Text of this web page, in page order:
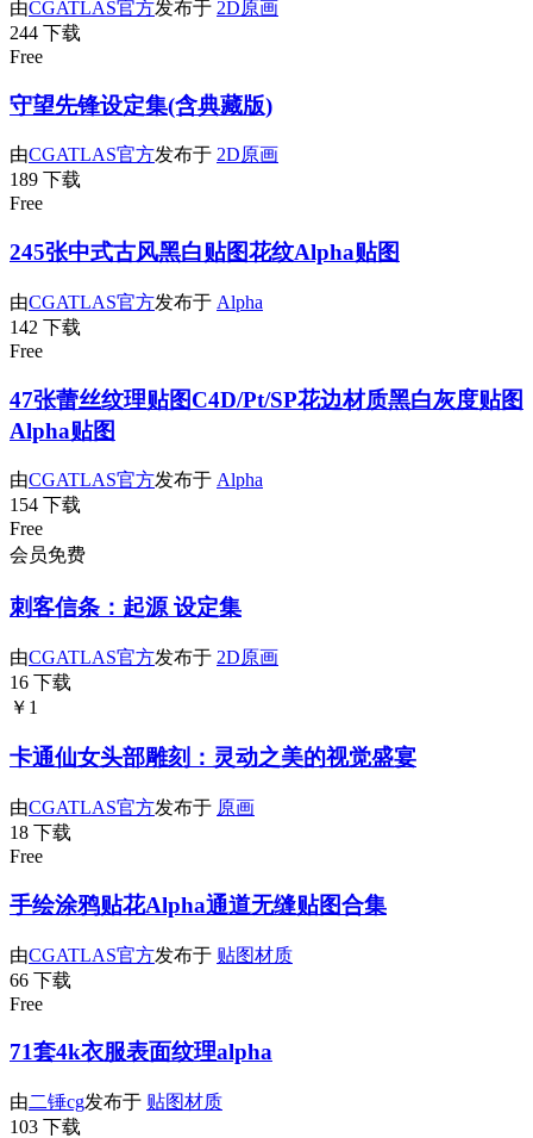
由CGATLAS官方发布于 2D原画
244 下载
Free
守望先锋设定集(含典藏版)
由CGATLAS官方发布于 2D原画
189 下载
Free
245张中式古风黑白贴图花纹Alpha贴图
由CGATLAS官方发布于 Alpha
142 下载
Free
47张蕾丝纹理贴图C4D/Pt/SP花边材质黑白灰度贴图
Alpha贴图
由CGATLAS官方发布于 Alpha
154 下载
Free
会员免费
刺客信条：起源 设定集
由CGATLAS官方发布于 2D原画
16 下载
￥1
卡通仙女头部雕刻：灵动之美的视觉盛宴
由CGATLAS官方发布于 原画
18 下载
Free
手绘涂鸦贴花Alpha通道无缝贴图合集
由CGATLAS官方发布于 贴图材质
66 下载
Free
71套4k衣服表面纹理alpha
由二锤cg发布于 贴图材质
103 下载